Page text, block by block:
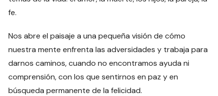
fe.
Nos abre el paisaje a una pequeña visión de cómo
nuestra mente enfrenta las adversidades y trabaja para
darnos caminos, cuando no encontramos ayuda ni
comprensión, con los que sentirnos en paz y en
búsqueda permanente de la felicidad.